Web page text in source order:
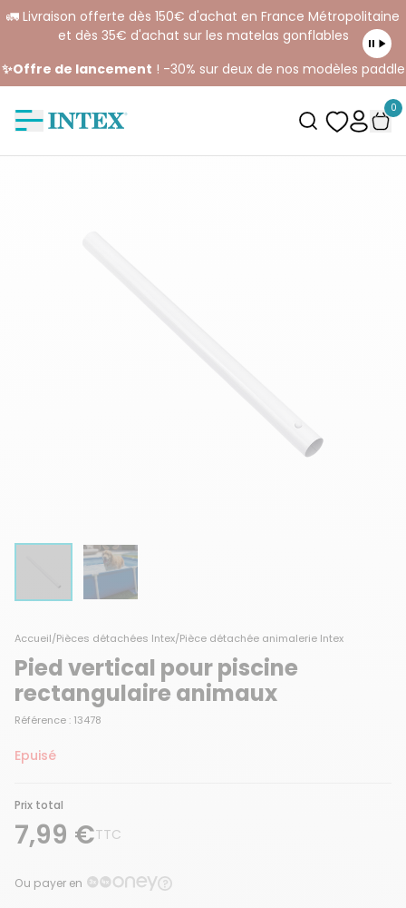
🚛 Livraison offerte dès 150€ d'achat en France Métropolitaine
et dès 35€ d'achat sur les matelas gonflables
✨Offre de lancement ! -30% sur deux de nos modèles paddle
0
Accueil/Pièces détachées Intex/Pièce détachée animalerie Intex
Pied vertical pour piscine
rectangulaire animaux
Référence : 13478
Epuisé
Prix total
7,99 €TTC
Ou payer en